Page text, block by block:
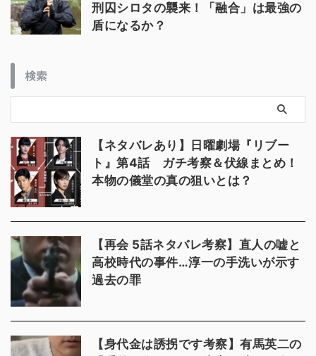
刑囚シロタの襲来！「融合」は最強の
盾になるか？
検索
【ネタバレあり】日曜劇場『リブー
ト』第4話 ガチ考察＆伏線まとめ！
本物の儀堂の真の狙いとは？
【再会 5話ネタバレ考察】直人の嘘と
高校時代の事件…淳一の手洗いが示す
過去の罪
【身代金は誘拐です考察】有馬英二の